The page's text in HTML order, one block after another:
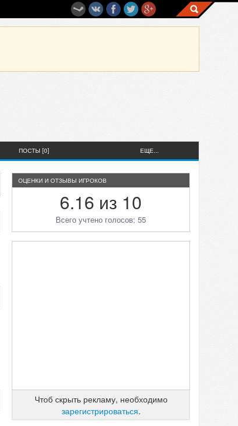
ПОСТЫ [0] ЕЩЕ...
ОЦЕНКИ И ОТЗЫВЫ ИГРОКОВ
6.16 из 10
Всего учтено голосов: 55
Чтоб скрыть рекламу, необходимо
зарегистрироваться.